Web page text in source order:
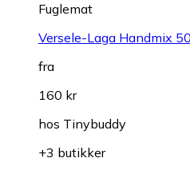
Fuglemat
Versele-Laga Handmix
fra
160 kr
hos Tinybuddy
+3 butikker